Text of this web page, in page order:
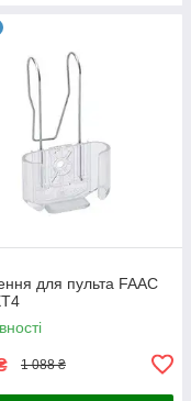
для пульта FAAC
1 088 ₴